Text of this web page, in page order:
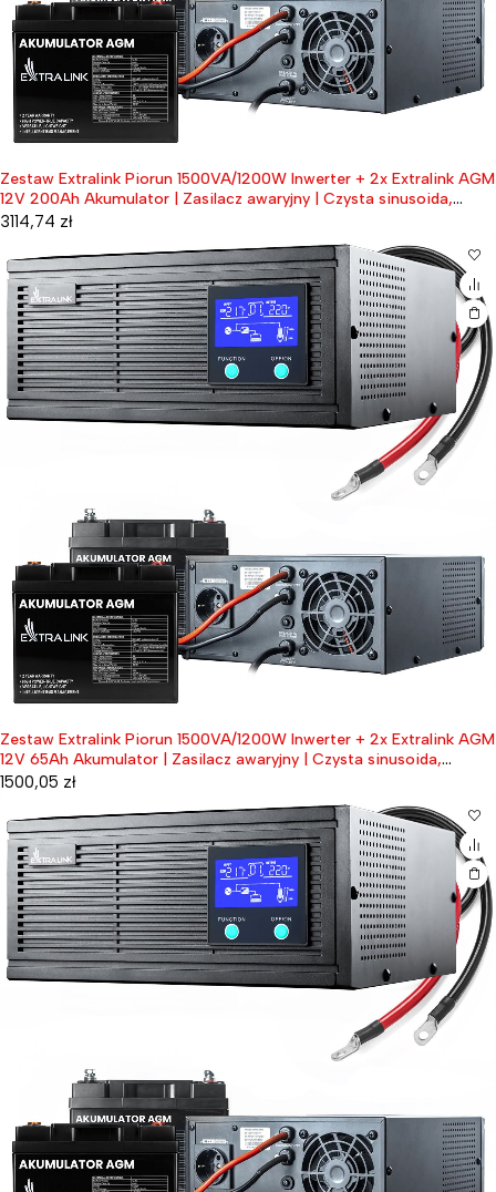
Zestaw Extralink Piorun 1500VA/1200W Inwerter + 2x Extralink AGM
12V 200Ah Akumulator | Zasilacz awaryjny | Czysta sinusoida,
napięcie akumulatora 12VDC + bezobsługowy
3114,74 zł
Zestaw Extralink Piorun 1500VA/1200W Inwerter + 2x Extralink AGM
12V 65Ah Akumulator | Zasilacz awaryjny | Czysta sinusoida,
napięcie akumulatora 12VDC + bezobsługowy
1500,05 zł